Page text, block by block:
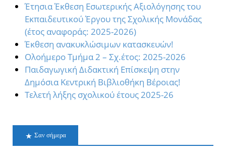
Έτησια Έκθεση Εσωτερικής Αξιολόγησης του
Εκπαιδευτικού Έργου της Σχολικής Μονάδας
(έτος αναφοράς: 2025-2026)
Έκθεση ανακυκλώσιμων κατασκευών!
Oλοήμερο Τμήμα 2 – Σχ.έτος: 2025-2026
Παιδαγωγική Διδακτική Επίσκεψη στην
Δημόσια Κεντρική Βιβλιοθήκη Βέροιας!
Τελετή λήξης σχολικού έτους 2025-26
Σαν σήμερα